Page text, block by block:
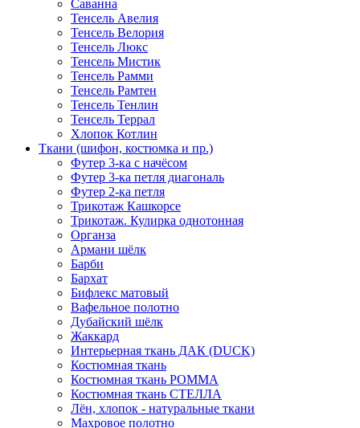
Саванна
Тенсель Авелия
Тенсель Велория
Тенсель Люкс
Тенсель Мистик
Тенсель Рамми
Тенсель Рамтен
Тенсель Тенлин
Тенсель Террал
Хлопок Котлин
Ткани (шифон, костюмка и пр.)
Футер 3-ка с начёсом
Футер 3-ка петля диагональ
Футер 2-ка петля
Трикотаж Кашкорсе
Трикотаж. Кулирка однотонная
Органза
Армани шёлк
Барби
Бархат
Бифлекс матовый
Вафельное полотно
Дубайский шёлк
Жаккард
Интерьерная ткань ДАК (DUCK)
Костюмная ткань
Костюмная ткань РОММА
Костюмная ткань СТЕЛЛА
Лён, хлопок - натуральные ткани
Махровое полотно